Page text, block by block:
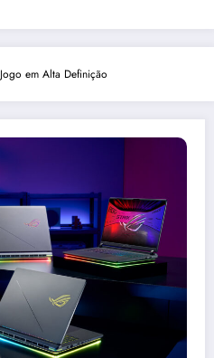
Jogo em Alta Definição